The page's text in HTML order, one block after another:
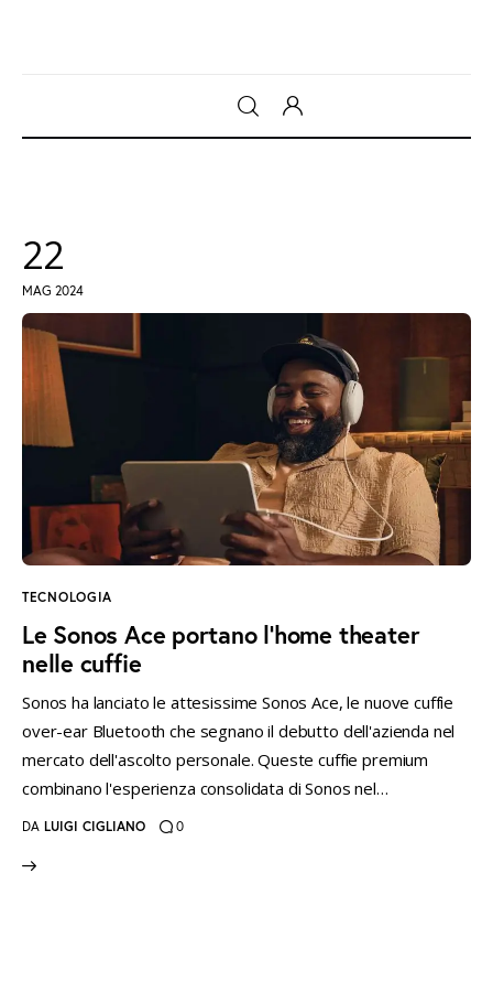
instagramm
threadstwitter-
x
rss
22
MAG 2024
TECNOLOGIA
Le Sonos Ace portano l’home theater
nelle cuffie
Sonos ha lanciato le attesissime Sonos Ace, le nuove cuffie
over-ear Bluetooth che segnano il debutto dell'azienda nel
mercato dell'ascolto personale. Queste cuffie premium
combinano l'esperienza consolidata di Sonos nel…
DA LUIGI CIGLIANO 0